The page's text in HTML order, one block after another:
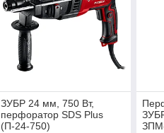
ЗУБР 24 мм, 750 Вт,
перфоратор SDS Plus
(П-24-750)